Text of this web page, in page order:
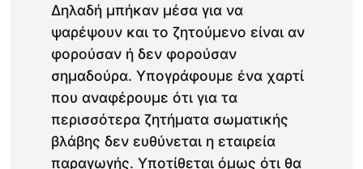
Δηλαδή μπήκαν μέσα για να
ψαρέψουν και το ζητούμενο είναι αν
φορούσαν ή δεν φορούσαν
σημαδούρα. Υπογράφουμε ένα χαρτί
που αναφέρουμε ότι για τα
περισσότερα ζητήματα σωματικής
βλάβης δεν ευθύνεται η εταιρεία
παραγωγής. Υποτίθεται όμως ότι θα